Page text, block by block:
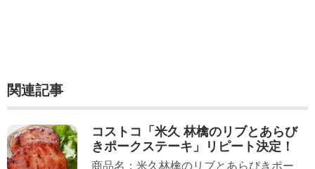
関連記事
コストコ「米久 林檎のリブとあらび
きポークステーキ」リピート決定！
商品名：米久林檎のリブとあらびきポー